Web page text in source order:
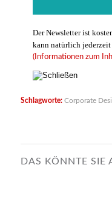
Der Newsletter ist
kann natürlich
(Informationen zum
Schlagworte: Corporate
DAS KÖNNTE SIE